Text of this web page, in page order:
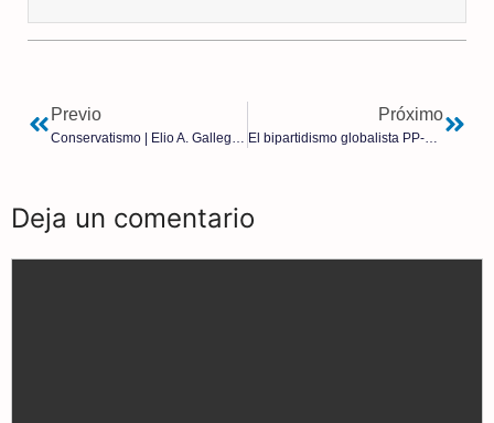
Previo Próximo
El bipartidismo globalista PP-PSOE vuelve a actuar en Melilla para rechazar prohibir el burka y el niqab en espacios públicos
Deja un comentario